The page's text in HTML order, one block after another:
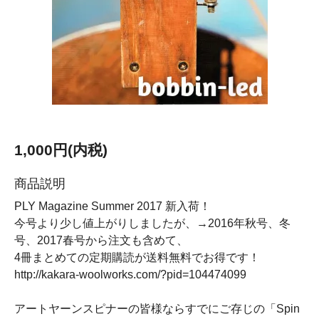
1,000円(内税)
商品説明
PLY Magazine Summer 2017 新入荷！
今号より少し値上がりしましたが、→2016年秋号、冬
号、2017春号から注文も含めて、
4冊まとめての定期購読が送料無料でお得です！
http://kakara-woolworks.com/?pid=104474099
アートヤーンスピナーの皆様ならすでにご存じの「Spin